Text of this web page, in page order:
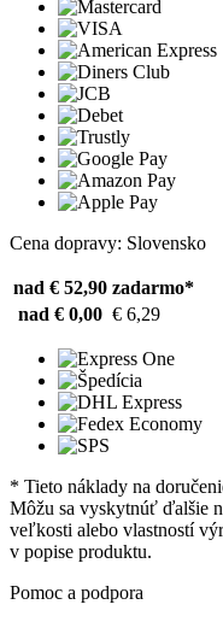
Cena dopravy: Slovensko
nad € 52,90 zadarmo*
nad € 0,00 € 6,29
* Tieto náklady na
Môžu sa vyskytnúť ďalšie
veľkosti alebo vlastností
v popise produktu.
Pomoc a podpora